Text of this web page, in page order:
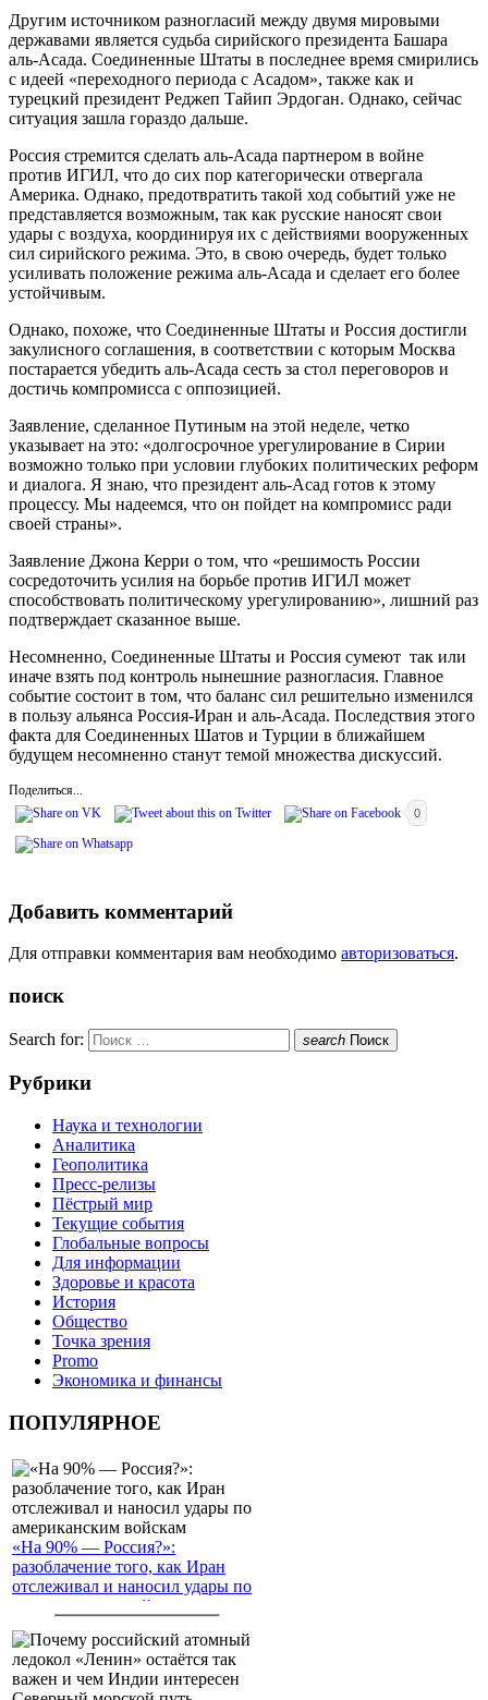
Другим источником разногласий между двумя мировыми
державами является судьба сирийского президента Башара
аль-Асада. Соединенные Штаты в последнее время смирились
с идеей «переходного периода с Асадом», также как и
турецкий президент Реджеп Тайип Эрдоган. Однако, сейчас
ситуация зашла гораздо дальше.
Россия стремится сделать аль-Асада партнером в войне
против ИГИЛ, что до сих пор категорически отвергала
Америка. Однако, предотвратить такой ход событий уже не
представляется возможным, так как русские наносят свои
удары с воздуха, координируя их с действиями вооруженных
сил сирийского режима. Это, в свою очередь, будет только
усиливать положение режима аль-Асада и сделает его более
устойчивым.
Однако, похоже, что Соединенные Штаты и Россия достигли
закулисного соглашения, в соответствии с которым Москва
постарается убедить аль-Асада сесть за стол переговоров и
достичь компромисса с оппозицией.
Заявление, сделанное Путиным на этой неделе, четко
указывает на это: «долгосрочное урегулирование в Сирии
возможно только при условии глубоких политических реформ
и диалога. Я знаю, что президент аль-Асад готов к этому
процессу. Мы надеемся, что он пойдет на компромисс ради
своей страны».
Заявление Джона Керри о том, что «решимость России
сосредоточить усилия на борьбе против ИГИЛ может
способствовать политическому урегулированию», лишний раз
подтверждает сказанное выше.
Несомненно, Соединенные Штаты и Россия сумеют так или
иначе взять под контроль нынешние разногласия. Главное
событие состоит в том, что баланс сил решительно изменился
в пользу альянса Россия-Иран и аль-Асада. Последствия этого
факта для Соединенных Шатов и Турции в ближайшем
будущем несомненно станут темой множества дискуссий.
Поделиться...
0
Добавить комментарий
Для отправки комментария вам необходимо авторизоваться.
поиск
Search for: search Поиск
Рубрики
Наука и технологии
Аналитика
Геополитика
Пресс-релизы
Пёстрый мир
Текущие события
Глобальные вопросы
Для информации
Здоровье и красота
История
Общество
Точка зрения
Promo
Экономика и финансы
ПОПУЛЯРНОЕ
«На 90% — Россия?»:
разоблачение того, как Иран
отслеживал и наносил удары по
американским войскам